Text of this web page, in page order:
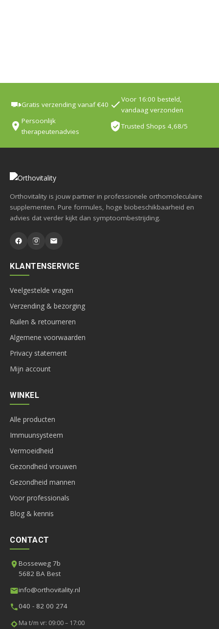
Gratis verzending vanaf €40
Voor 16:00 besteld,
vandaag verzonden
Persoonlijk
therapeutenadvies
Trusted Shops 4,68/5
Orthovitality is jouw partner in professionele orthomoleculaire
supplementen. Pure formules, hoge biobeschikbaarheid en
advies dat verder kijkt dan symptoombestrijding.
KLANTENSERVICE
Veelgestelde vragen
Verzending & bezorging
Ruilen & retourneren
Algemene voorwaarden
Privacy statement
Mijn account
WINKEL
Alle producten
Immuunsysteem
Vermoeidheid
Gezondheid vrouwen
Gezondheid mannen
Voor professionals
Blog & kennis
CONTACT
Bosseweg 7b
5682 BA Best
info@orthovitality.nl
040 - 82 00 274
Ma t/m vr: 09:00 – 17:00